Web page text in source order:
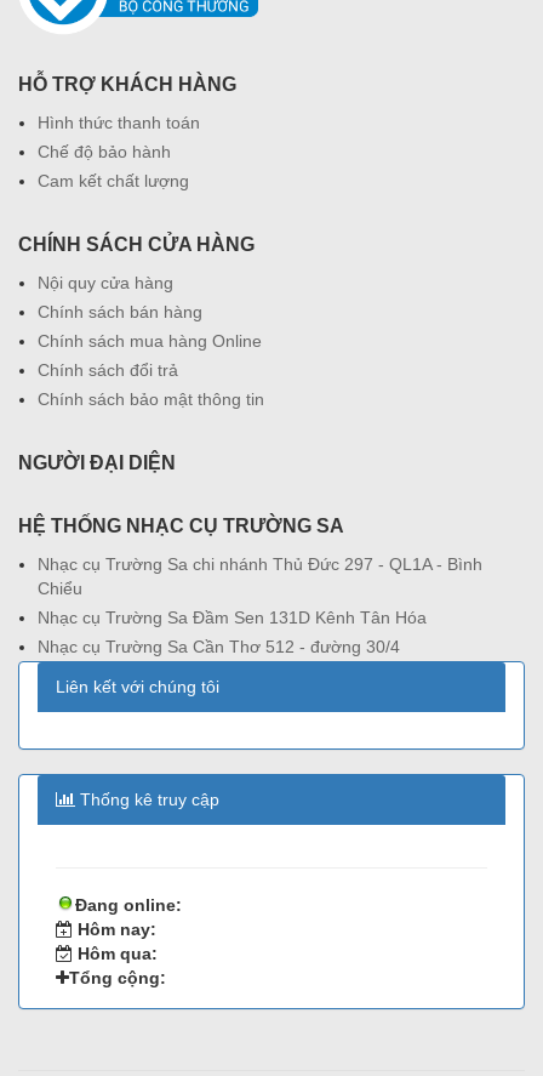
HỖ TRỢ KHÁCH HÀNG
Hình thức thanh toán
Chế độ bảo hành
Cam kết chất lượng
CHÍNH SÁCH CỬA HÀNG
Nội quy cửa hàng
Chính sách bán hàng
Chính sách mua hàng Online
Chính sách đổi trả
Chính sách bảo mật thông tin
NGƯỜI ĐẠI DIỆN
HỆ THỐNG NHẠC CỤ TRƯỜNG SA
Nhạc cụ Trường Sa chi nhánh Thủ Đức 297 - QL1A - Bình
Chiểu
Nhạc cụ Trường Sa Đầm Sen 131D Kênh Tân Hóa
Nhạc cụ Trường Sa Cần Thơ 512 - đường 30/4
Liên kết với chúng tôi
Thống kê truy cập
Đang online:
Hôm nay:
Hôm qua:
Tổng cộng: